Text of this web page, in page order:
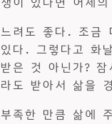
느려도 좋다. 조금
있다. 그렇다고 화
받은 것 아닌가?
라도 받아서 삶을
부족한 만큼 삶에